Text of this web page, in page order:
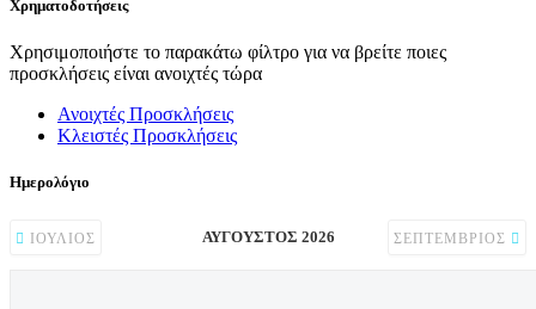
Χρηματοδοτήσεις
Χρησιμοποιήστε το παρακάτω φίλτρο για να βρείτε ποιες
προσκλήσεις είναι ανοιχτές τώρα
Ανοιχτές Προσκλήσεις
Κλειστές Προσκλήσεις
Ημερολόγιο
ΙΟΎΛΙΟΣ ΑΎΓΟΥΣΤΟΣ 2026 ΣΕΠΤΈΜΒΡΙΟΣ